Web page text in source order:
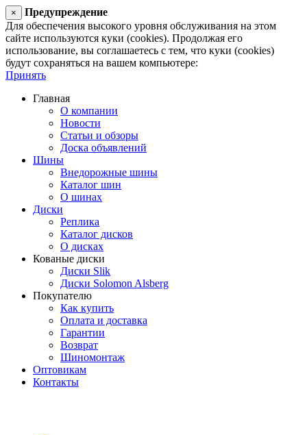
×
Предупреждение
Для обеспечения высокого уровня обслуживания на этом
сайте используются куки (cookies). Продолжая его
использование, вы соглашаетесь с тем, что куки (cookies)
будут сохраняться на вашем компьютере:
Принять
Главная
О компании
Новости
Статьи и обзоры
Доска объявлений
Шины
Внедорожные шины
Каталог шин
О шинах
Диски
Реплика
Каталог дисков
О дисках
Кованые диски
Диски Slik
Диски Solomon Alsberg
Покупателю
Как купить
Оплата и доставка
Гарантии
Возврат
Шиномонтаж
Оптовикам
Контакты